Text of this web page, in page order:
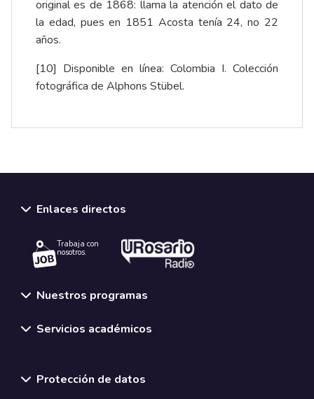
original es de 1868: llama la atención el dato de
la edad, pues en 1851 Acosta tenía 24, no 22
años.
[10] Disponible en línea: Colombia I. Colección
fotográfica de Alphons Stübel.
Enlaces directos
Trabaja con
nosotros.
Nuestros programas
Servicios académicos
Protección de datos